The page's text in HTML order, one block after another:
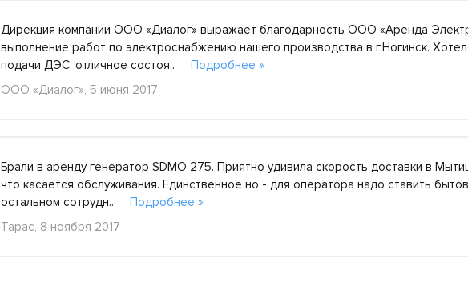
Дирекция компании ООО «Диалог» выражает благодарность ООО «Аренда
выполнение работ по электроснабжению нашего производства в г.Ногинск.
подачи ДЭС, отличное состоя.. Подробнее »
ООО «Диалог», 5 июня 2017
Брали в аренду генератор SDMO 275. Приятно удивила скорость доставки в
что касается обслуживания. Единственное но - для оператора надо ставить
остальном сотрудн.. Подробнее »
Тарас, 8 ноября 2017